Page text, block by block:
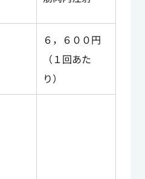
６，６００円
（１回あた
り）